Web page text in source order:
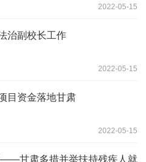
2022-05-15
治副校长工作
2022-05-15
目资金落地甘肃
2022-05-15
甘肃多措并举扶持残疾人就